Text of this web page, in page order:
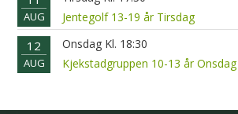
AUG
Jentegolf 13-19 år Tirsdag
12
AUG
Onsdag Kl. 18:30
Kjekstadgruppen 10-13 år Onsdag